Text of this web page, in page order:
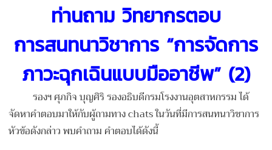
ท่านถาม วิทยากรตอบ
การสนทนาวิชาการ “การจัดการ
ภาวะฉุกเฉินแบบมืออาชีพ” (2)
รองฯ ศุภกิจ บุญศิริ รองอธิบดีกรมโรงงานอุตสาหกรรม ได้
จัดหาคำตอบมาให้กับผู้ถามทาง chats ในวันที่มีการสนทนาวิชาการ
หัวข้อดังกล่าว พบคำถาม คำตอบได้ดังนี้